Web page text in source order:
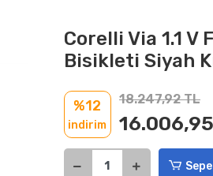
Corelli Via 1.1 V
Bisikleti Siyah
%12
indirim
18.247,92 TL